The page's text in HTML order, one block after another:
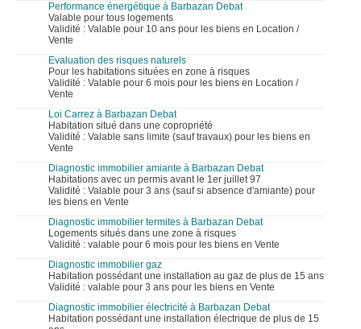
Performance énergétique à Barbazan Debat
Valable pour tous logements
Validité : Valable pour 10 ans pour les biens en Location /
Vente
Evaluation des risques naturels
Pour les habitations situées en zone à risques
Validité : Valable pour 6 mois pour les biens en Location /
Vente
Loi Carrez à Barbazan Debat
Habitation situé dans une copropriété
Validité : Valable sans limite (sauf travaux) pour les biens en
Vente
Diagnostic immobilier amiante à Barbazan Debat
Habitations avec un permis avant le 1er juillet 97
Validité : Valable pour 3 ans (sauf si absence d'amiante) pour
les biens en Vente
Diagnostic immobilier termites à Barbazan Debat
Logements situés dans une zone à risques
Validité : valable pour 6 mois pour les biens en Vente
Diagnostic immobilier gaz
Habitation possédant une installation au gaz de plus de 15 ans
Validité : valable pour 3 ans pour les biens en Vente
Diagnostic immobilier électricité à Barbazan Debat
Habitation possédant une installation électrique de plus de 15